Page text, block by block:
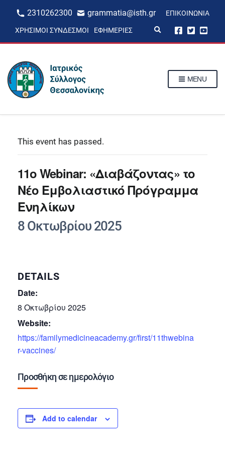
2310262300 grammatia@isth.gr ΕΠΙΚΟΙΝΩΝΊΑ
ΧΡΉΣΙΜΟΙ ΣΎΝΔΕΣΜΟΙ ΕΦΗΜΕΡΊΕΣ
p
MENU
This event has passed.
11ο Webinar: «Διαβάζοντας» το
Νέο Εμβολιαστικό Πρόγραμμα
Ενηλίκων
8 Οκτωβρίου 2025
DETAILS
Date:
8 Οκτωβρίου 2025
Website:
https://familymedicineacademy.gr/first/11thwebina
r-vaccines/
Προσθήκη σε ημερολόγιο
Add to calendar